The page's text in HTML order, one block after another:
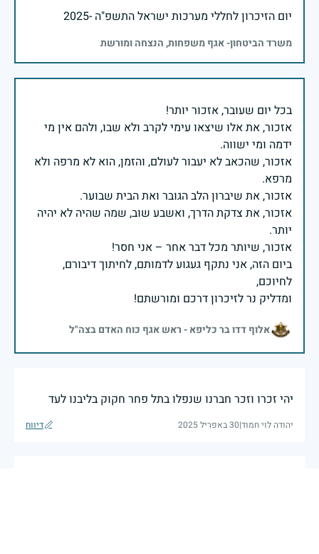
יום הזיכרון לחללי מערכות ישראל התשפ"ה -2025
משרד הביטחון- אגף משפחות, הנצחה ומורשת
אזכור, את אלו שיצאו עימי לקרב ולא שבו, ולהם אין מי
אזכור, שהכאב לא יעבור לעולם, והזמן, הוא לא מרפה ולא
אזכור, את צדקת הדרך, ואשבע שוב, שמה שהיה לא יהיה
ביום הזה, אני נתקף געגוע לדמותם, לחיתוך דיבורם,
ומדליק נר לזיכרון דרכם ומורשתם!
אלוף דדו בר כליפא - ראש אגף כוח האדם בצה"ל
יהי זכרו וזכר חברנו שנפלו בתל פחר חקוק בליבנו לעד
יהודה לוי חמוד|30 באפריל 2025 דיווח